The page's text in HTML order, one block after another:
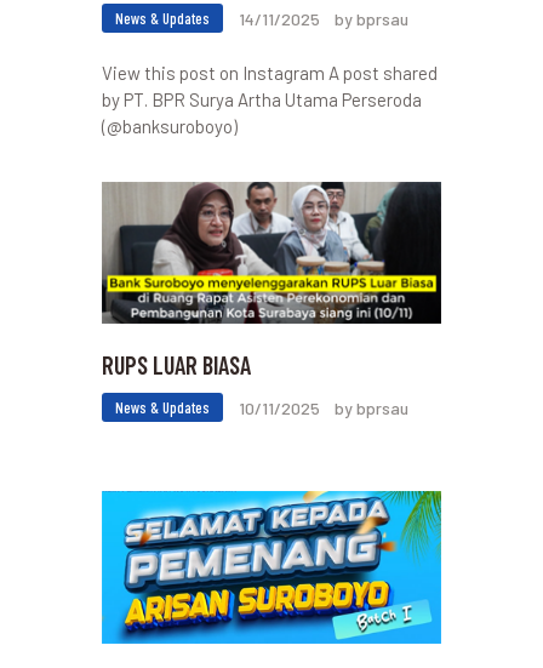
News & Updates 14/11/2025 by bprsau
View this post on Instagram A post shared
by PT. BPR Surya Artha Utama Perseroda
(@banksuroboyo)
RUPS LUAR BIASA
News & Updates 10/11/2025 by bprsau